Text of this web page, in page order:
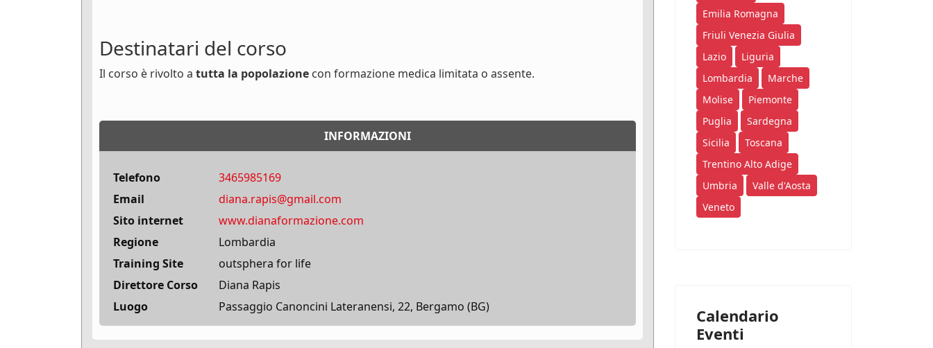
Destinatari del corso
Il corso è rivolto a tutta la popolazione con formazione medica limitata o assente.
INFORMAZIONI
Telefono
3465985169
Email
diana.rapis@gmail.com
Sito internet
www.dianaformazione.com
Regione
Lombardia
Training Site
outsphera for life
Direttore Corso
Diana Rapis
Luogo
Passaggio Canoncini Lateranensi, 22, Bergamo (BG)
Emilia Romagna
Friuli Venezia Giulia
Lazio
Liguria
Lombardia
Marche
Molise
Piemonte
Puglia
Sardegna
Sicilia
Toscana
Trentino Alto Adige
Umbria
Valle d'Aosta
Veneto
Calendario
Eventi